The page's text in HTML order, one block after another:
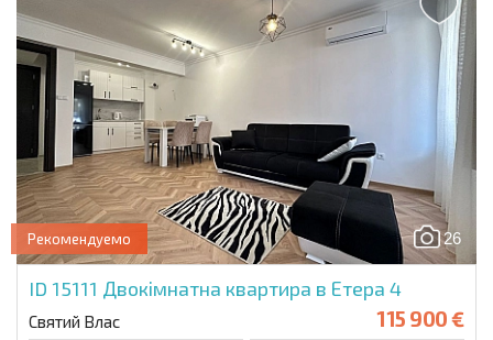
26
Рекомендуемо
ID 15111 Двокімнатна квартира в Етера 4
Святий Влас 115 900 €